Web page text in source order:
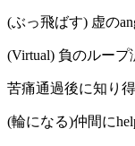
(ぶっ飛ばす) 虚の
(Virtual) 負のループ
苦痛通過後に知り
(輪になる)仲間に